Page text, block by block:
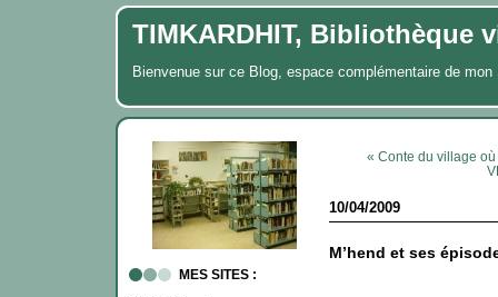
TIMKARDHIT, Bibliothèque
Bienvenue sur ce Blog, espace complémentaire de
MES SITES :
« Conte du village
10/04/2009
M’hend et ses